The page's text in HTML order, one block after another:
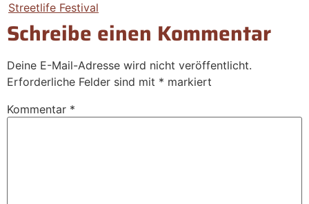
Streetlife Festival
Schreibe einen Kommentar
Deine E-Mail-Adresse wird nicht veröffentlicht.
Erforderliche Felder sind mit * markiert
Kommentar *